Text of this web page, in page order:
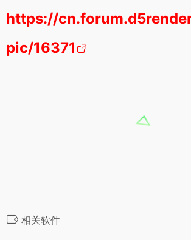
https://
pic/16371
相关软件